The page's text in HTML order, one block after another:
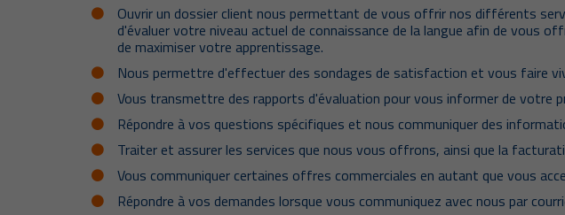
Ouvrir un dossier client nous permettant de vous offrir nos différents
d'évaluer votre niveau actuel de connaissance de la langue afin de vous
de maximiser votre apprentissage.
Nous permettre d'effectuer des sondages de satisfaction et vous faire
Vous transmettre des rapports d'évaluation pour vous informer de votre
Répondre à vos questions spécifiques et nous communiquer des
Traiter et assurer les services que nous vous offrons, ainsi que la
Vous communiquer certaines offres commerciales en autant que vous
Répondre à vos demandes lorsque vous communiquez avec nous par